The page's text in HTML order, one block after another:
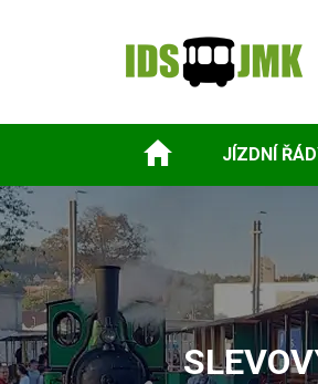
JÍZDNÍ